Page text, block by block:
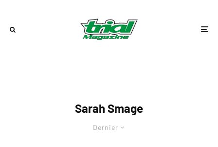
Sarah Smage
Dernier